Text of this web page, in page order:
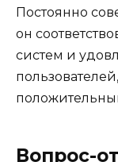
Постоянно
он
систем и
Вопрос-